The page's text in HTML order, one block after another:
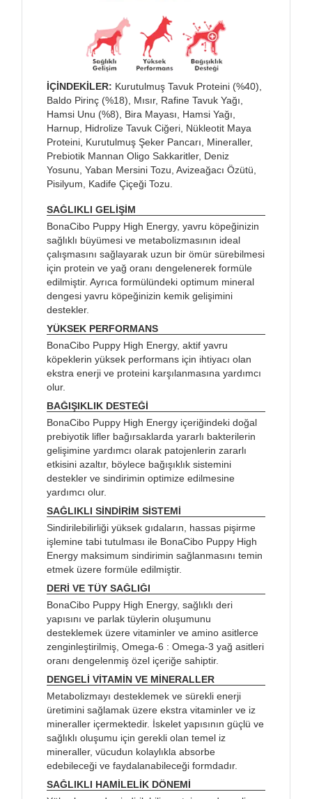
İÇİNDEKİLER: Kurutulmuş Tavuk Proteini (%40),
Baldo Pirinç (%18), Mısır, Rafine Tavuk Yağı,
Hamsi Unu (%8), Bira Mayası, Hamsi Yağı,
Harnup, Hidrolize Tavuk Ciğeri, Nükleotit Maya
Proteini, Kurutulmuş Şeker Pancarı, Mineraller,
Prebiotik Mannan Oligo Sakkaritler, Deniz
Yosunu, Yaban Mersini Tozu, Avizeağacı Özütü,
Pisilyum, Kadife Çiçeği Tozu.
SAĞLIKLI GELİŞİM
BonaCibo Puppy High Energy, yavru köpeğinizin
sağlıklı büyümesi ve metabolizmasının ideal
çalışmasını sağlayarak uzun bir ömür sürebilmesi
için protein ve yağ oranı dengelenerek formüle
edilmiştir. Ayrıca formülündeki optimum mineral
dengesi yavru köpeğinizin kemik gelişimini
destekler.
YÜKSEK PERFORMANS
BonaCibo Puppy High Energy, aktif yavru
köpeklerin yüksek performans için ihtiyacı olan
ekstra enerji ve proteini karşılanmasına yardımcı
olur.
BAĞIŞIKLIK DESTEĞİ
BonaCibo Puppy High Energy içeriğindeki doğal
prebiyotik lifler bağırsaklarda yararlı bakterilerin
gelişimine yardımcı olarak patojenlerin zararlı
etkisini azaltır, böylece bağışıklık sistemini
destekler ve sindirimin optimize edilmesine
yardımcı olur.
SAĞLIKLI SİNDİRİM SİSTEMİ
Sindirilebilirliği yüksek gıdaların, hassas pişirme
işlemine tabi tutulması ile BonaCibo Puppy High
Energy maksimum sindirimin sağlanmasını temin
etmek üzere formüle edilmiştir.
DERİ VE TÜY SAĞLIĞI
BonaCibo Puppy High Energy, sağlıklı deri
yapısını ve parlak tüylerin oluşumunu
desteklemek üzere vitaminler ve amino asitlerce
zenginleştirilmiş, Omega-6 : Omega-3 yağ asitleri
oranı dengelenmiş özel içeriğe sahiptir.
DENGELİ VİTAMİN VE MİNERALLER
Metabolizmayı desteklemek ve sürekli enerji
üretimini sağlamak üzere ekstra vitaminler ve iz
mineraller içermektedir. İskelet yapısının güçlü ve
sağlıklı oluşumu için gerekli olan temel iz
mineraller, vücudun kolaylıkla absorbe
edebileceği ve faydalanabileceği formdadır.
SAĞLIKLI HAMİLELİK DÖNEMİ